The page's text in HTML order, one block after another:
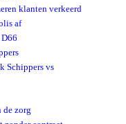
klanten verkeerd
af
Schippers vs
zorg